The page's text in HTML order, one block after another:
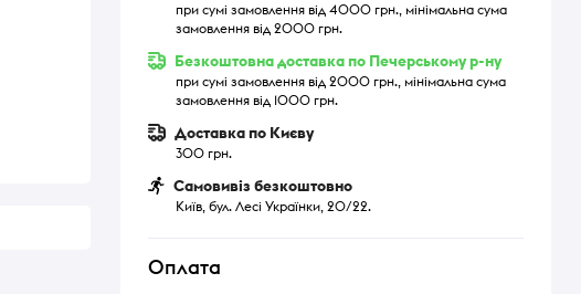
при сумі замовлення від 4000 грн., мінімальна сума
замовлення від 2000 грн.
Безкоштовна доставка по Печерському р-ну
при сумі замовлення від 2000 грн., мінімальна сума
замовлення від 1000 грн.
Доставка по Києву
300 грн.
Самовивіз безкоштовно
Київ, бул. Лесі Українки, 20/22.
Оплата